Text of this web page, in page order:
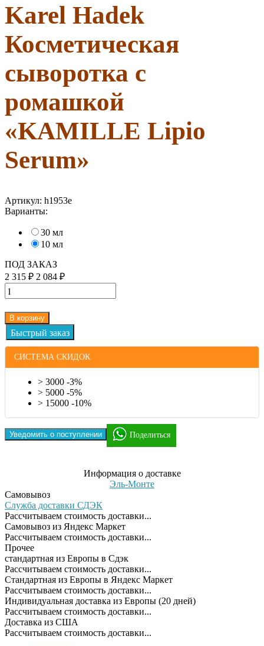
Karel Hadek
Косметическая
сыворотка с
ромашкой
«KAMILLE Lipio
Serum»
Артикул: h1953e
Варианты:
30 мл
10 мл
ПОД ЗАКАЗ
2 315 ₽ 2 084 ₽
В корзину
СИСТЕМА СКИДОК
> 3000 -3%
> 5000 -5%
> 15000 -10%
Уведомить о поступлении Поделиться
Информация о доставке
Эль-Монте
Самовывоз
Служба доставки СДЭК
Рассчитываем стоимость доставки...
Самовывоз из Яндекс Маркет
Рассчитываем стоимость доставки...
Прочее
cтандартная из Европы в Сдэк
Рассчитываем стоимость доставки...
Стандартная из Европы в Яндекс Маркет
Рассчитываем стоимость доставки...
Индивидуальная доставка из Европы (20 дней)
Рассчитываем стоимость доставки...
Доставка из США
Рассчитываем стоимость доставки...